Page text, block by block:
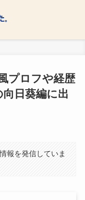
プロフや経歴
日葵編に出
報を発信していま